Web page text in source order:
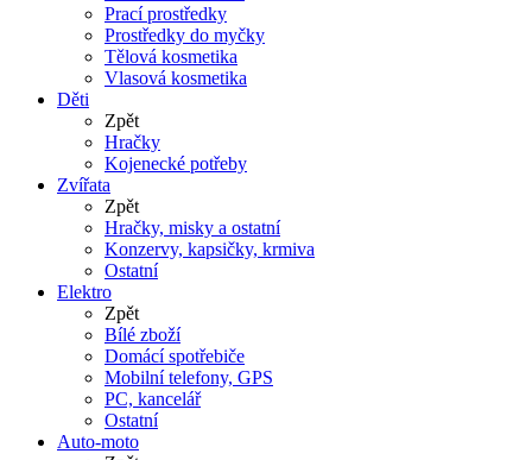
Prací prostředky
Prostředky do myčky
Tělová kosmetika
Vlasová kosmetika
Děti
Zpět
Hračky
Kojenecké potřeby
Zvířata
Zpět
Hračky, misky a ostatní
Konzervy, kapsičky, krmiva
Ostatní
Elektro
Zpět
Bílé zboží
Domácí spotřebiče
Mobilní telefony, GPS
PC, kancelář
Ostatní
Auto-moto